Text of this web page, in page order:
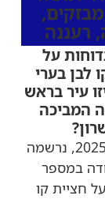
,
על
בערי
בראש
לפי נתוני 2025, נרשמה
קו